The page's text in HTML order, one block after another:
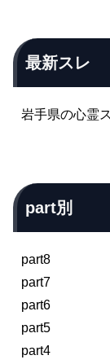
最新スレ
岩手県の心霊
part別
part8
part7
part6
part5
part4